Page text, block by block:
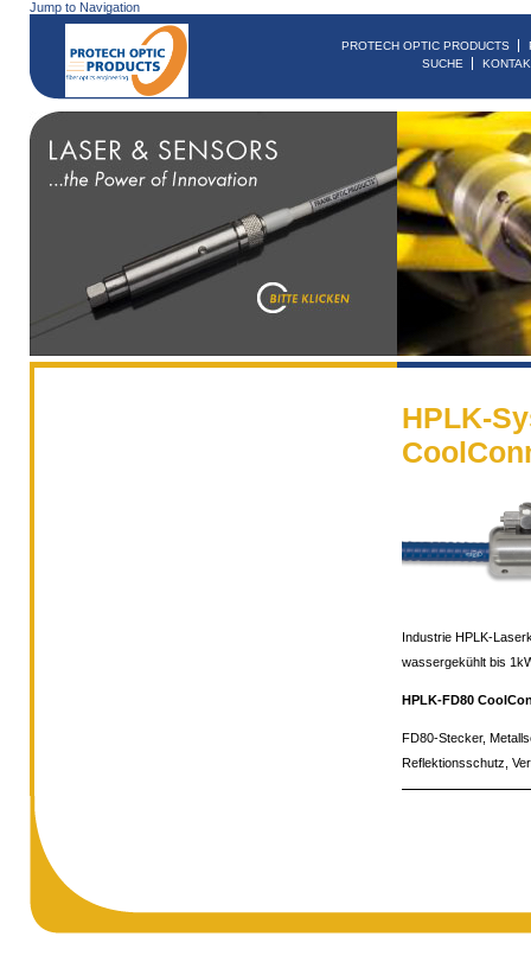
Jump to Navigation
PROTECH OPTIC PRODUCTS
SUCHE
HPLK-
Industrie HPLK-
wassergekühlt bis
HPLK-FD80
FD80-Stecker,
Reflektionsschutz,